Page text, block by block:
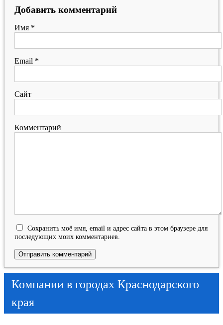
Добавить комментарий
Имя *
Email *
Сайт
Комментарий
Сохранить моё имя, email и адрес сайта в этом браузере для
последующих моих комментариев.
Компании в городах Краснодарского
края